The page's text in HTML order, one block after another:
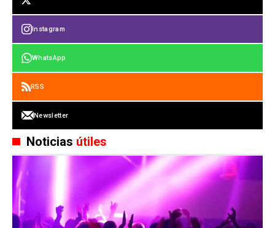
Instagram
WhatsApp
RSS
Newsletter
Noticias útiles